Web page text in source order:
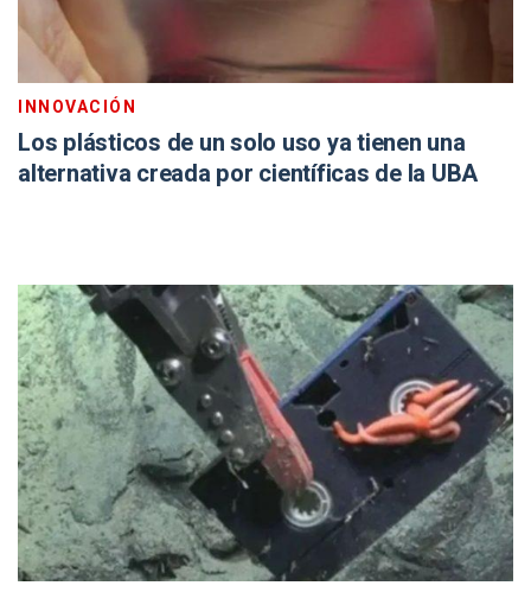
INNOVACIÓN
Los plásticos de un solo uso ya tienen una
alternativa creada por científicas de la UBA